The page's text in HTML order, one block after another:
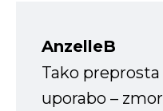
AnzelleB
Tako preprosta
uporabo –